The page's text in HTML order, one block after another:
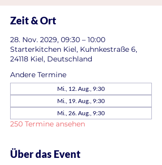
Zeit & Ort
28. Nov. 2029, 09:30 – 10:00
Starterkitchen Kiel, Kuhnkestraße 6,
24118 Kiel, Deutschland
Andere Termine
Mi., 12. Aug., 9:30
Mi., 19. Aug., 9:30
Mi., 26. Aug., 9:30
250 Termine ansehen
Über das Event